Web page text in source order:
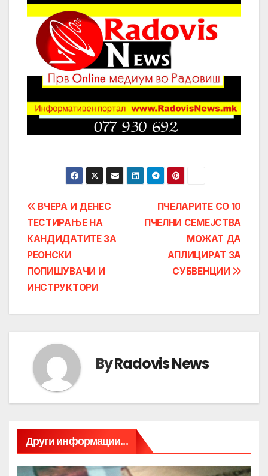
Post
navigation
ПЧЕЛАРИТЕ СО 10
ПЧЕЛНИ СЕМЕЈСТВА
МОЖАТ ДА
АПЛИЦИРАТ ЗА
СУБВЕНЦИИ
ВЧЕРА И ДЕНЕС
ТЕСТИРАЊЕ НА
КАНДИДАТИТЕ ЗА
РЕОНСКИ
ПОПИШУВАЧИ И
ИНСТРУКТОРИ
ByRadovis News
Други информации...